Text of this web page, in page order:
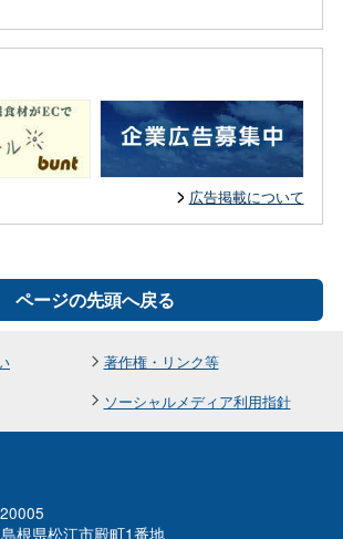
広告掲載について
ページの先頭へ戻る
著作権・リンク等
ソーシャルメディア利用指針
根県松江市殿町1番地